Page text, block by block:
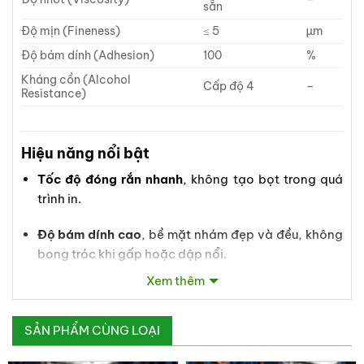
sẵn
Độ mịn (Fineness) ≤ 5
µm
Độ bám dính (Adhesion)
100
%
Kháng cồn (Alcohol
Resistance)
Cấp độ 4 –
Hiệu năng nổi bật
Tốc độ đóng rắn nhanh, không tạo bọt trong quá
trình in.
Độ bám dính cao, bề mặt nhám đẹp và đều, không
bong tróc khi gấp hoặc dập nổi.
Chống trầy xước, chống mài mòn và chịu dung môi
Khả năng kháng vàng (yellowing resistance) và
Xem thêm
SẢN PHẨM CÙNG LOẠI